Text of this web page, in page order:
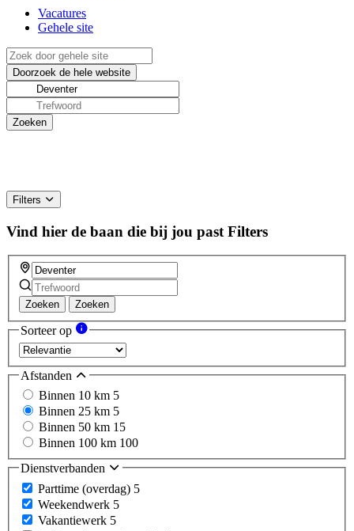
Vacatures
Gehele site
Filters
Vind hier de baan die bij jou past Filters
Zoeken Zoeken
Sorteer op
Afstanden
Binnen 10 km 5
Binnen 25 km 5
Binnen 50 km 15
Binnen 100 km 100
Dienstverbanden
Parttime (overdag) 5
Weekendwerk 5
Vakantiewerk 5